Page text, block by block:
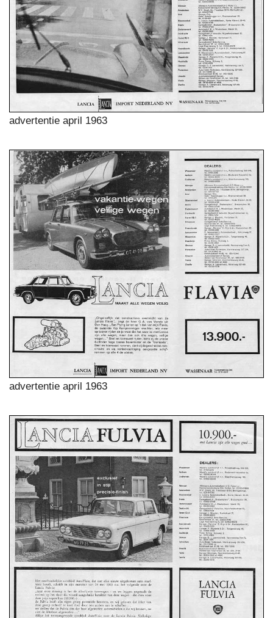
advertentie april 1963
advertentie april 1963